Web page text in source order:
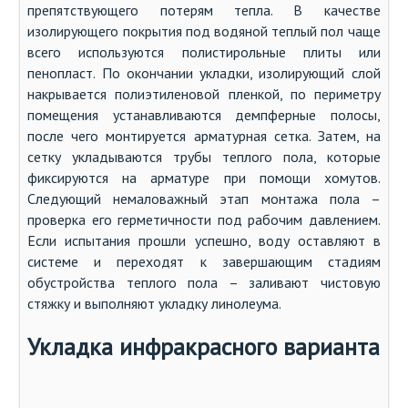
препятствующего потерям тепла. В качестве
изолирующего покрытия под водяной теплый пол чаще
всего используются полистирольные плиты или
пенопласт. По окончании укладки, изолирующий слой
накрывается полиэтиленовой пленкой, по периметру
помещения устанавливаются демпферные полосы,
после чего монтируется арматурная сетка. Затем, на
сетку укладываются трубы теплого пола, которые
фиксируются на арматуре при помощи хомутов.
Следующий немаловажный этап монтажа пола –
проверка его герметичности под рабочим давлением.
Если испытания прошли успешно, воду оставляют в
системе и переходят к завершающим стадиям
обустройства теплого пола – заливают чистовую
стяжку и выполняют укладку линолеума.
Укладка инфракрасного варианта